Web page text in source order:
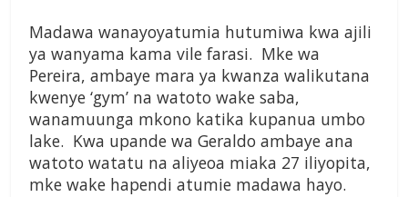
Madawa wanayoyatumia hutumiwa kwa ajili
ya wanyama kama vile farasi. Mke wa
Pereira, ambaye mara ya kwanza walikutana
kwenye ‘gym’ na watoto wake saba,
wanamuunga mkono katika kupanua umbo
lake. Kwa upande wa Geraldo ambaye ana
watoto watatu na aliyeoa miaka 27 iliyopita,
mke wake hapendi atumie madawa hayo.